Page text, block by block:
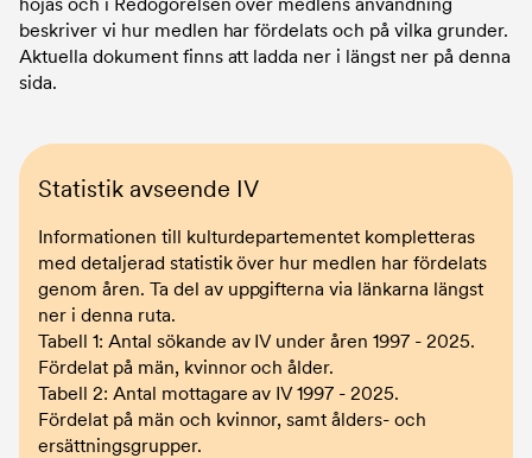
beskriver vi hur medlen har fördelats och på vilka grunder.
Aktuella dokument finns att ladda ner i längst ner på denna
sida.
Statistik avseende IV
Informationen till kulturdepartementet kompletteras
med detaljerad statistik över hur medlen har fördelats
genom åren. Ta del av uppgifterna via länkarna längst
ner i denna ruta.
Tabell 1: Antal sökande av IV under åren 1997 - 2025.
Fördelat på män, kvinnor och ålder.
Tabell 2: Antal mottagare av IV 1997 - 2025.
Fördelat på män och kvinnor, samt ålders- och
ersättningsgrupper.